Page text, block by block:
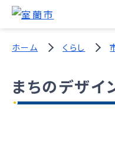
ホーム くらし
まちのデザイ